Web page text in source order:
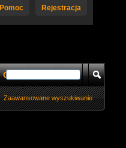
Rejestracja
Pomoc
Counter Strike 1.5
Zaawansowane wyszukiwanie